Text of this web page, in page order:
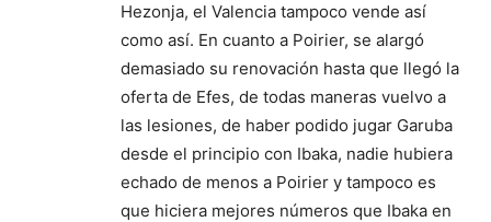
Hezonja, el Valencia tampoco vende así
como así. En cuanto a Poirier, se alargó
demasiado su renovación hasta que llegó la
oferta de Efes, de todas maneras vuelvo a
las lesiones, de haber podido jugar Garuba
desde el principio con Ibaka, nadie hubiera
echado de menos a Poirier y tampoco es
que hiciera mejores números que Ibaka en